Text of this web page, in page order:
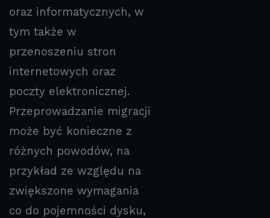
oraz informatycznych, w
tym także w
przenoszeniu stron
internetowych oraz
poczty elektronicznej.
Przeprowadzanie migracji
może być konieczne z
różnych powodów, na
przykład ze względu na
zwiększone wymagania
co do pojemności dysku,